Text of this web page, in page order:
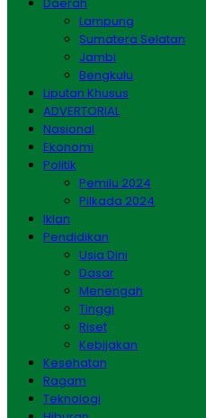
Lampung
Sumatera Selatan
Jambi
Bengkulu
Liputan Khusus
ADVERTORIAL
Nasional
Ekonomi
Politik
Pemilu 2024
Pilkada 2024
Iklan
Pendidikan
Usia Dini
Dasar
Menengah
Tinggi
Riset
Kebijakan
Kesehatan
Ragam
Teknologi